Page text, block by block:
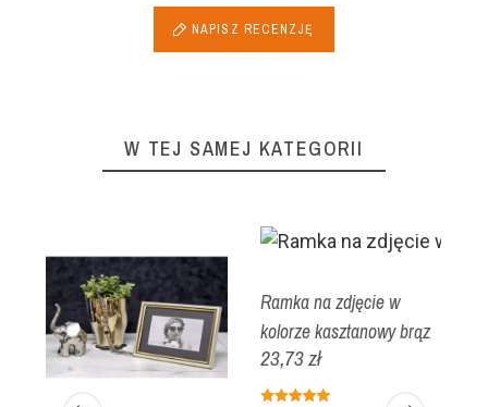
NAPISZ RECENZJĘ
W TEJ SAMEJ KATEGORII
Ramka na zdjęcie w
kolorze kasztanowy brąz
23,73 zł